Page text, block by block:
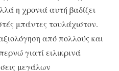
η χρονιά αυτή βαδίζει
μπάντες τουλάχιστον.
από πολλούς και
γιατί ειλικρινά
μεγάλων